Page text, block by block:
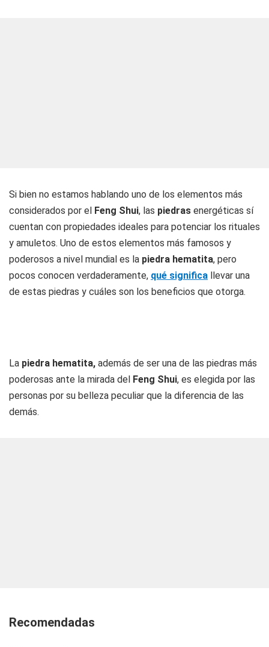
Si bien no estamos hablando uno de los elementos más
considerados por el Feng Shui, las piedras energéticas sí
cuentan con propiedades ideales para potenciar los rituales
y amuletos. Uno de estos elementos más famosos y
poderosos a nivel mundial es la piedra hematita, pero
pocos conocen verdaderamente, qué significa llevar una
de estas piedras y cuáles son los beneficios que otorga.
La piedra hematita, además de ser una de las piedras más
poderosas ante la mirada del Feng Shui, es elegida por las
personas por su belleza peculiar que la diferencia de las
demás.
Recomendadas